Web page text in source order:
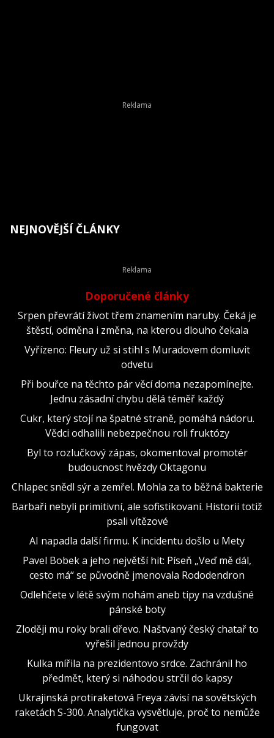
NEJNOVĚJŠÍ ČLÁNKY
Doporučené články
Srpen převrátí život třem znamením naruby. Čeká je
štěstí, odměna i změna, na kterou dlouho čekala
Vyřízeno: Fleury už si stihl s Muradovem domluvit
odvetu
Při bouřce na těchto pár věcí doma nezapomínejte.
Jednu zásadní chybu dělá téměř každý
Cukr, který stojí na špatné straně, pomáhá nádoru.
Vědci odhalili nebezpečnou roli fruktózy
Byl to rozlučkový zápas, okomentoval promotér
budoucnost hvězdy Oktagonu
Chlapec snědl sýr a zemřel. Mohla za to běžná bakterie
Barbaři nebyli primitivní, ale sofistikovaní. Historii totiž
psali vítězové
AI napadla další firmu. K incidentu došlo u Mety
Pavel Bobek a jeho největší hit: Píseň „Veď mě dál,
cesto má“ se původně jmenovala Rododendron
Odlehčete v létě svým nohám aneb tipy na vzdušné
pánské boty
Zloději mu roky brali dřevo. Naštvaný český chatař to
vyřešil jednou provždy
Kulka mířila na prezidentovo srdce. Zachránil ho
předmět, který si náhodou strčil do kapsy
Ukrajinská protiraketová Freya závisí na sovětských
raketách S-300. Analytička vysvětluje, proč to nemůže
fungovat